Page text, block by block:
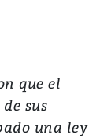
que el
sus
una ley